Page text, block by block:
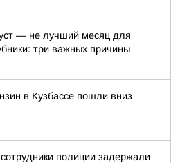
— не лучший месяц для
три важных причины
в Кузбассе пошли вниз
полиции задержали